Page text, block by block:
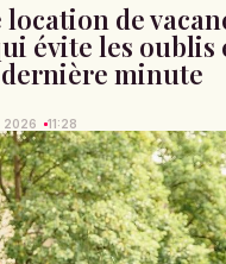
de
évite les oublis
minute
2026 11:28